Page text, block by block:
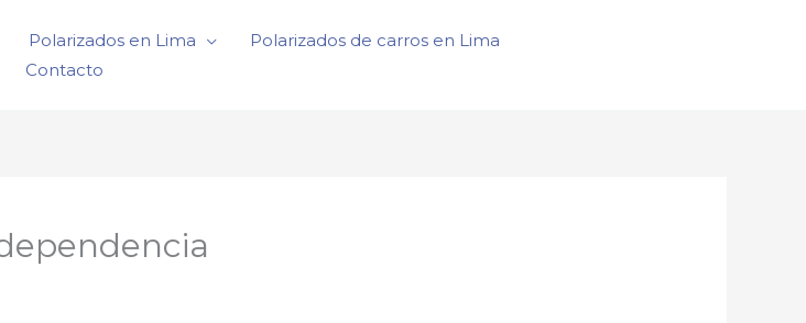
Polarizados en Lima
Polarizados de carros en Lima
Contacto